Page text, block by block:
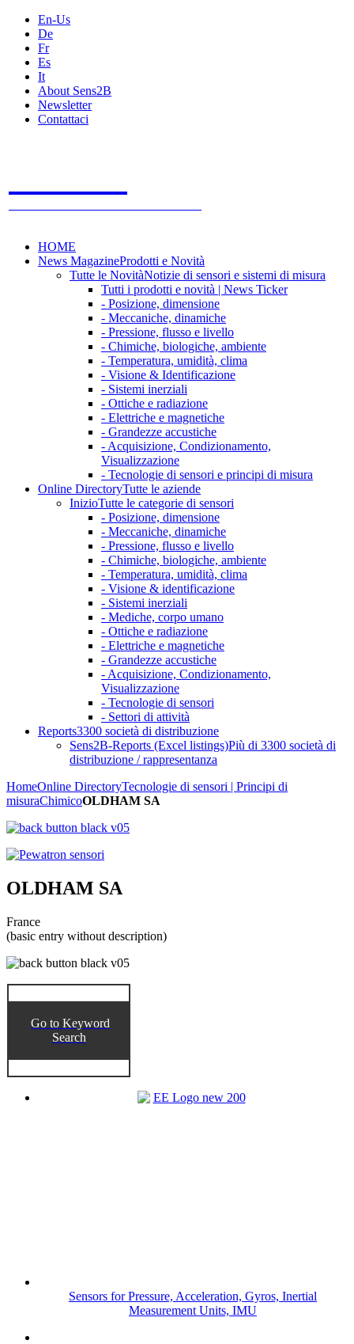
En-Us
De
Fr
Es
It
About Sens2B
Newsletter
Contattaci
HOME
News MagazineProdotti e Novità
Tutte le NovitàNotizie di sensori e sistemi di misura
Tutti i prodotti e novità | News Ticker
- Posizione, dimensione
- Meccaniche, dinamiche
- Pressione, flusso e livello
- Chimiche, biologiche, ambiente
- Temperatura, umidità, clima
- Visione & Identificazione
- Sistemi inerziali
- Ottiche e radiazione
- Elettriche e magnetiche
- Grandezze accustiche
- Acquisizione, Condizionamento,
Visualizzazione
- Tecnologie di sensori e principi di misura
Online DirectoryTutte le aziende
InizioTutte le categorie di sensori
- Posizione, dimensione
- Meccaniche, dinamiche
- Pressione, flusso e livello
- Chimiche, biologiche, ambiente
- Temperatura, umidità, clima
- Visione & identificazione
- Sistemi inerziali
- Mediche, corpo umano
- Ottiche e radiazione
- Elettriche e magnetiche
- Grandezze accustiche
- Acquisizione, Condizionamento,
Visualizzazione
- Tecnologie di sensori
- Settori di attività
Reports3300 società di distribuzione
Sens2B-Reports (Excel listings)Più di 3300 società di
distribuzione / rappresentanza
HomeOnline DirectoryTecnologie di sensori | Principi di
misuraChimicoOLDHAM SA
OLDHAM SA
France
(basic entry without description)
Go to Keyword
Search
Sensors for Pressure, Acceleration, Gyros, Inertial
Measurement Units, IMU